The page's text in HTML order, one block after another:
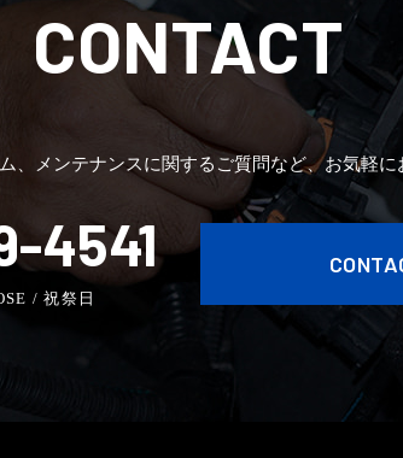
CONTACT
、メンテナンスに関するご質問など、お気軽
4541
/ 祝祭日